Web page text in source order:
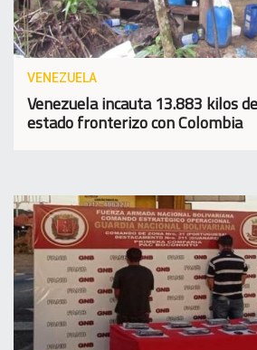
VENEZUELA
Venezuela incauta 13.883 kilos
estado fronterizo con Colombia